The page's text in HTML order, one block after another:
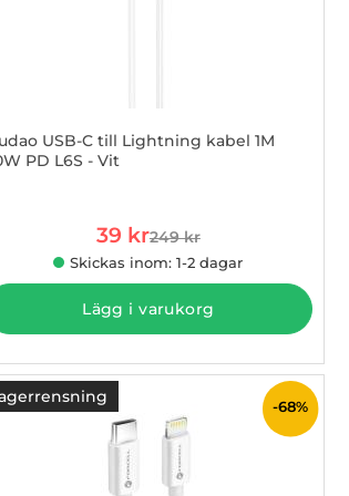
USB-C till Lightning kabel 1M
PD L6S - Vit
rea pris
39 krtidigare pris
249 kr
Skickas inom: 1-2 dagar
Lägg i varukorg
-68%